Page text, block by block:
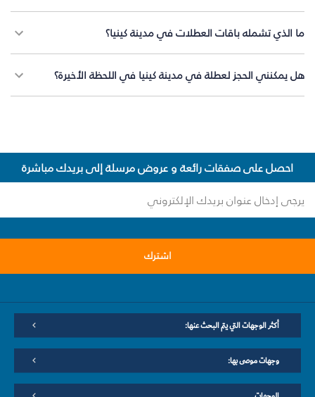
ما الذي تشمله باقات العطلات في مدينة كينيا؟
هل يمكنني الحجز لعطلة في مدينة كينيا في اللحظة الأخيرة؟
احصل على صفقات رائعة و عروض مرسلة إلى بريدك مباشرة
اشترك
أكثر الوجهات التي يتم البحث عنها:
وجهات موصى بها: